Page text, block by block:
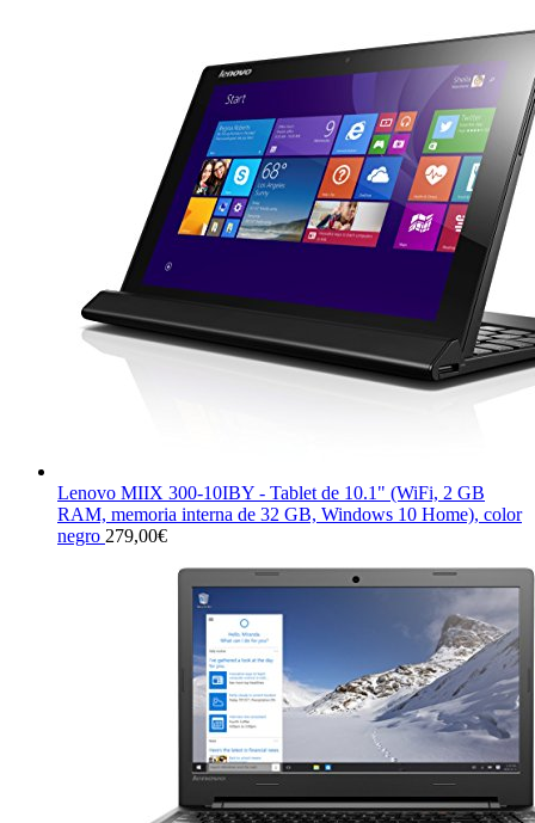
Lenovo MIIX 300-10IBY - Tablet de 10.1" (WiFi, 2 GB
RAM, memoria interna de 32 GB, Windows 10 Home), color
negro 279,00€